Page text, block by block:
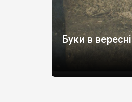
Буки в вересні